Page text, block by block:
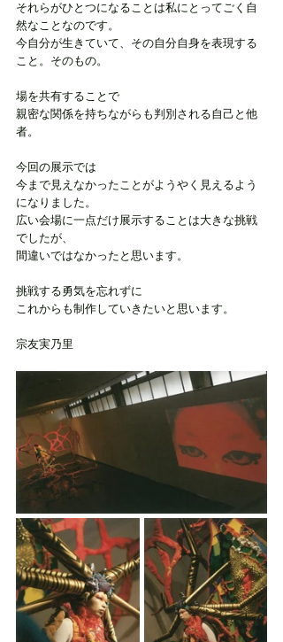
それらがひとつになることは私にとってごく自
然なことなのです。
今自分が生きていて、その自分自身を表現する
こと。そのもの。
場を共有することで
親密な関係を持ちながらも判別される自己と他
者。
今回の展示では
今まで見えなかったことがようやく見えるよう
になりました。
広い会場に一点だけ展示することは大きな挑戦
でしたが、
間違いではなかったと思います。
挑戦する勇気を忘れずに
これからも制作していきたいと思います。
宗友実乃里